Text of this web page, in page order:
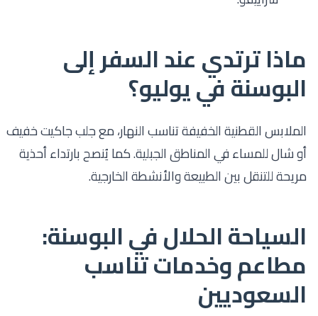
ماذا ترتدي عند السفر إلى
البوسنة في يوليو؟
الملابس القطنية الخفيفة تناسب النهار، مع جلب جاكيت خفيف
أو شال للمساء في المناطق الجبلية. كما يُنصح بارتداء أحذية
مريحة للتنقل بين الطبيعة والأنشطة الخارجية.
السياحة الحلال في البوسنة:
مطاعم وخدمات تناسب
السعوديين